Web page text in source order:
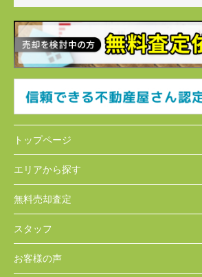
トップページ
エリアから探す
無料売却査定
スタッフ
お客様の声